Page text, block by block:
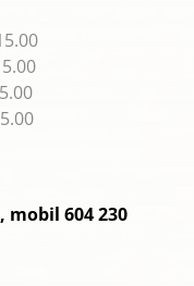
mobil 604 230